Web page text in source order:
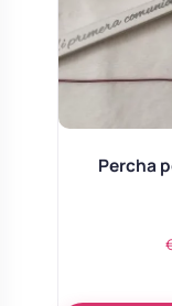
Percha